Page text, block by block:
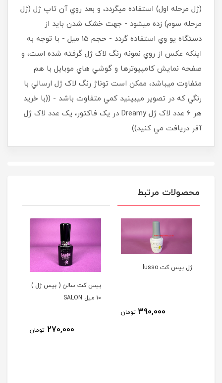
(ژل مرحله اول) استفاده ميگردد، و بعد روي آن تاپ ژل (ژل
مرحله سوم) زده ميشود - جهت خشک شدن بايد از
دستگاه يو وي استفاده گردد - حجم 15 ميل - با توجه به
اينکه عکس از روي نمونه رنگ لاک ژل گرفته شده است، و
صفحه نمايش کامپيوترها و گوشي هاي موبايل با هم
متفاوت ميباشد، ممکن است توناژ رنگ لاک ژل ارسالي با
رنگي که در تصوير ميبينيد کمي متفاوت باشد - ((با خريد
هر 6 عدد لاک ژل Dreamy در يک فاکتور، يک عدد لاک ژل
آفر دريافت مي کنيد))
محصولات مرتبط
ژل بيس کت lusso
390,000 تومان
بیس کت سالن ( بیس ژل )
۱۰ میل SALON
270,000 تومان